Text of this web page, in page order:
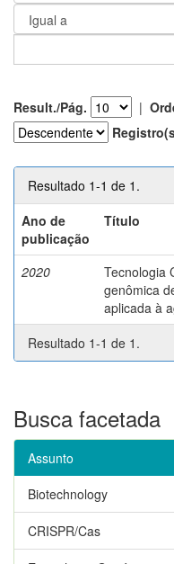
Result./Pág. |
Resultado 1-1 de 1.
Ano de
publicação
Título
2020
Tecnologia
genômica
aplicada à
Resultado 1-1 de 1.
Busca facetada
Assunto
Biotechnology
CRISPR/Cas